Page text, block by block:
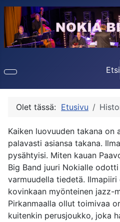
Etsi
Olet tässä: Etusivu
Kaiken luovuuden takana on
palavasti asiansa takana.
pysähtyisi. Miten kauan
Big Band juuri Nokialle
varmuudella tiedetä.
kovinkaan myönteinen jazz-
Pirkanmaalla ollut toimivaa
kuitenkin perusjoukko, joka